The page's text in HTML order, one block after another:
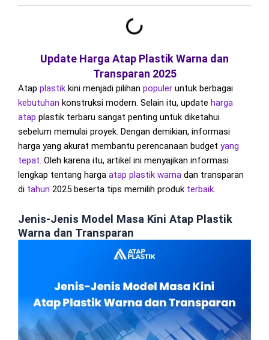
Update Harga Atap Plastik Warna dan
Transparan 2025
Atap plastik kini menjadi pilihan populer untuk berbagai
kebutuhan konstruksi modern. Selain itu, update harga
atap plastik terbaru sangat penting untuk diketahui
sebelum memulai proyek. Dengan demikian, informasi
harga yang akurat membantu perencanaan budget yang
tepat. Oleh karena itu, artikel ini menyajikan informasi
lengkap tentang harga atap plastik warna dan transparan
di tahun 2025 beserta tips memilih produk terbaik.
Jenis-Jenis Model Masa Kini Atap Plastik
Warna dan Transparan